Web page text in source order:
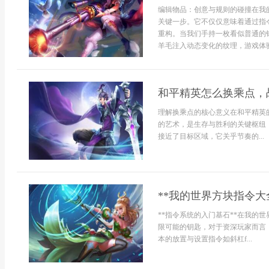
编辑物品：创意与规则的碰撞在
关键一步。它不仅仅意味着通过
重构。当我们手持一枚看似普通
羊毛注入动态变化的纹理，游戏
和平精英怎么换乘点
理解换乘点的核心意义在和平精
的艺术，是生存与胜利的关键枢
接近了目标区域，它关乎节奏的...
**我的世界方块指令
**指令系统的入门基石**在我的世
限可能的钥匙，对于资深玩家而
本的放置与设置指令如斜杠f...